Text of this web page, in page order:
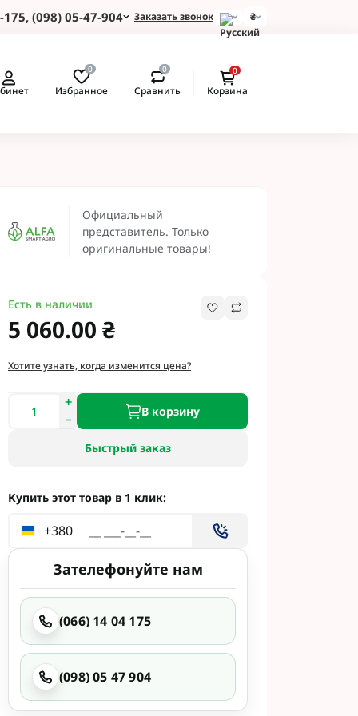
(098) 05-47-904 Заказать звонок ₴
0
Избранное
0
Сравнить
0
Корзина
Сингента Под
Раундап
для Пшеницы
для Подсолнуха
Картофеля
Смарт
Пест ЮА
Официальный
представитель. Только
оригинальные товары!
Есть в наличии
5 060.00 ₴
Хотите узнать, когда изменится цена?
В корзину
Быстрый заказ
Купить этот товар в 1 клик:
+380
Зателефонуйте нам
(066) 14 04 175
(098) 05 47 904